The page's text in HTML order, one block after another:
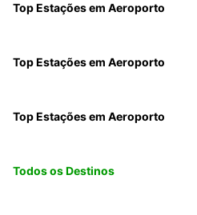
Top Estações em Aeroporto
Top Estações em Aeroporto
Top Estações em Aeroporto
Todos os Destinos